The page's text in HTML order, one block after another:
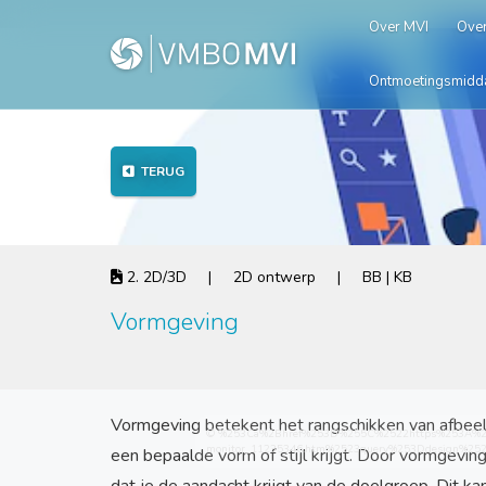
Over MVI
TERUG
2. 2D/3D | 2D ontwerp | BB | KB
Vormgeving
Vormgeving betekent het rangschikken van
een bepaalde vorm of stijl krijgt. Door
©